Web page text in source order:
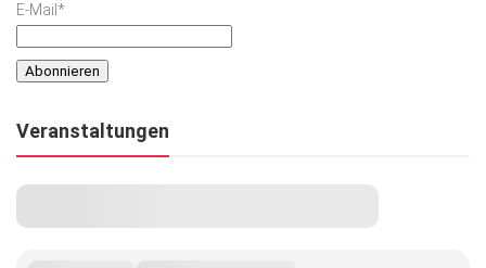
E-Mail*
Veranstaltungen